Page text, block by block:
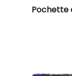
Pochette